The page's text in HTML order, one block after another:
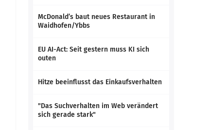
McDonald’s baut neues Restaurant in
Waidhofen/Ybbs
EU AI-Act: Seit gestern muss KI sich
outen
Hitze beeinflusst das Einkaufsverhalten
"Das Suchverhalten im Web verändert
sich gerade stark"